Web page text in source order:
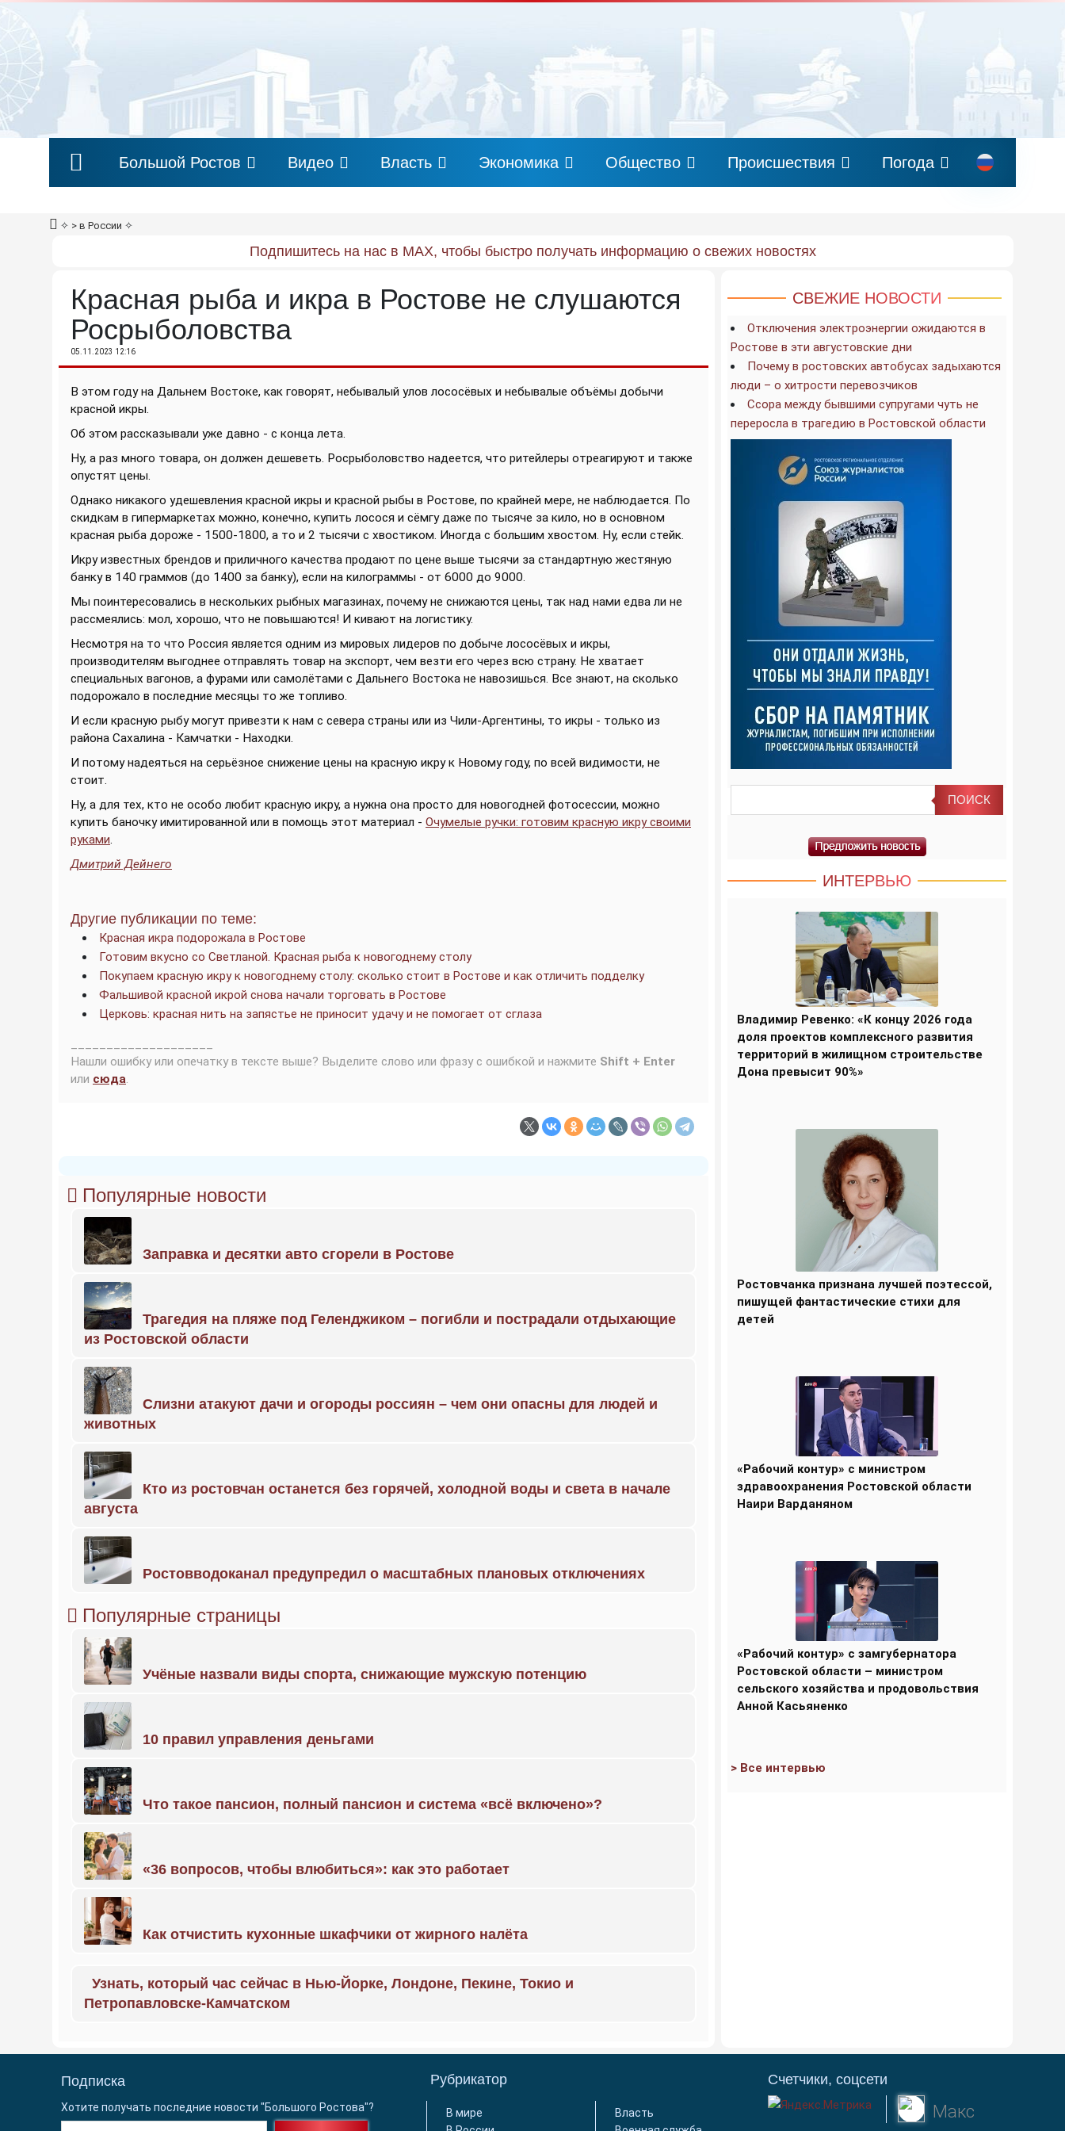
Большой Ростов Видео Власть Экономика Общество Происшествия Погода
✧ > в России ✧
Подпишитесь на нас в MAX, чтобы быстро получать информацию о свежих новостях
Красная рыба и икра в Ростове не слушаются
Росрыболовства
05.11.2023 12:16
В этом году на Дальнем Востоке, как говорят, небывалый улов лососёвых и небывалые объёмы добычи
красной икры.
Об этом рассказывали уже давно - с конца лета.
Ну, а раз много товара, он должен дешеветь. Росрыболовство надеется, что ритейлеры отреагируют и также
опустят цены.
Однако никакого удешевления красной икры и красной рыбы в Ростове, по крайней мере, не наблюдается. По
скидкам в гипермаркетах можно, конечно, купить лосося и сёмгу даже по тысяче за кило, но в основном
красная рыба дороже - 1500-1800, а то и 2 тысячи с хвостиком. Иногда с большим хвостом. Ну, если стейк.
Икру известных брендов и приличного качества продают по цене выше тысячи за стандартную жестяную
банку в 140 граммов (до 1400 за банку), если на килограммы - от 6000 до 9000.
Мы поинтересовались в нескольких рыбных магазинах, почему не снижаются цены, так над нами едва ли не
рассмеялись: мол, хорошо, что не повышаются! И кивают на логистику.
Несмотря на то что Россия является одним из мировых лидеров по добыче лососёвых и икры,
производителям выгоднее отправлять товар на экспорт, чем везти его через всю страну. Не хватает
специальных вагонов, а фурами или самолётами с Дальнего Востока не навозишься. Все знают, на сколько
подорожало в последние месяцы то же топливо.
И если красную рыбу могут привезти к нам с севера страны или из Чили-Аргентины, то икры - только из
района Сахалина - Камчатки - Находки.
И потому надеяться на серьёзное снижение цены на красную икру к Новому году, по всей видимости, не
стоит.
Ну, а для тех, кто не особо любит красную икру, а нужна она просто для новогодней фотосессии, можно
купить баночку имитированной или в помощь этот материал - Очумелые ручки: готовим красную икру своими
руками.
Дмитрий Дейнего
Другие публикации по теме:
Красная икра подорожала в Ростове
Готовим вкусно со Светланой. Красная рыба к новогоднему столу
Покупаем красную икру к новогоднему столу: сколько стоит в Ростове и как отличить подделку
Фальшивой красной икрой снова начали торговать в Ростове
Церковь: красная нить на запястье не приносит удачу и не помогает от сглаза
Нашли ошибку или опечатку в тексте выше? Выделите слово или фразу с ошибкой и нажмите Shift + Enter
или сюда.
Популярные новости
Заправка и десятки авто сгорели в Ростове
Трагедия на пляже под Геленджиком – погибли и пострадали отдыхающие
из Ростовской области
Слизни атакуют дачи и огороды россиян – чем они опасны для людей и
животных
Кто из ростовчан останется без горячей, холодной воды и света в начале
августа
Ростовводоканал предупредил о масштабных плановых отключениях
Популярные страницы
Учёные назвали виды спорта, снижающие мужскую потенцию
10 правил управления деньгами
Что такое пансион, полный пансион и система «всё включено»?
«36 вопросов, чтобы влюбиться»: как это работает
Как отчистить кухонные шкафчики от жирного налёта
Узнать, который час сейчас в Нью-Йорке, Лондоне, Пекине, Токио и
Петропавловске-Камчатском
СВЕЖИЕ НОВОСТИ
Отключения электроэнергии ожидаются в
Ростове в эти августовские дни
Почему в ростовских автобусах задыхаются
люди – о хитрости перевозчиков
Ссора между бывшими супругами чуть не
переросла в трагедию в Ростовской области
ИНТЕРВЬЮ
Владимир Ревенко: «К концу 2026 года
доля проектов комплексного развития
территорий в жилищном строительстве
Дона превысит 90%»
Ростовчанка признана лучшей поэтессой,
пишущей фантастические стихи для
детей
«Рабочий контур» с министром
здравоохранения Ростовской области
Наири Варданяном
«Рабочий контур» с замгубернатора
Ростовской области – министром
сельского хозяйства и продовольствия
Анной Касьяненко
> Все интервью
Подписка
Хотите получать последние новости "Большого Ростова"?
Рубрикатор
В мире
Власть
Счетчики, соцсети
Макс